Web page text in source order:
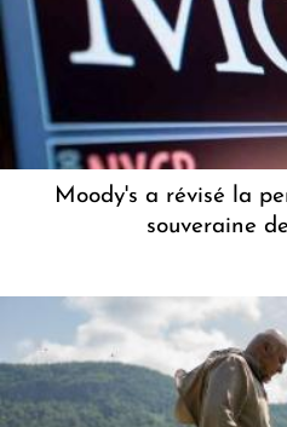
Moody's a révisé la
souveraine